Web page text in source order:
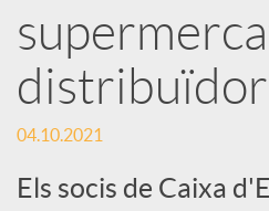
o
c
i
distribuïdor
04.10.2021
Els socis de Caixa